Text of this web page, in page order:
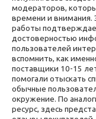
модераторов,
времени и
работы
достоверностью
пользователей
вспомнить, как
поставщики 10-15
помогали отыскать
обычные
окружение. По
ресурс, здесь